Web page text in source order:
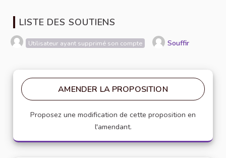
LISTE DES SOUTIENS
Utilisateur ayant supprimé son compte Souffir
AMENDER LA PROPOSITION
Proposez une modification de cette proposition en
l'amendant.